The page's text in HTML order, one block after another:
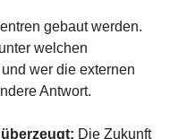
gebaut werden.
welchen
wer die externen
Antwort.
Die Zukunft